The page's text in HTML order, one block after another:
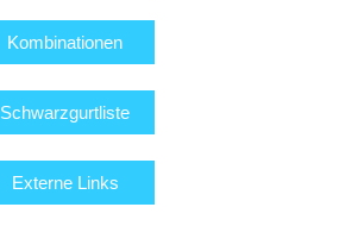
Kombinationen
Schwarzgurtliste
Externe Links